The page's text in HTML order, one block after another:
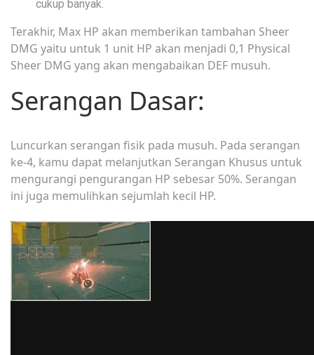
cukup banyak.
Terakhir, Max HP akan memberikan tambahan Sheer
DMG yaitu untuk 1 unit HP akan menjadi 0,1 Physical
Sheer DMG yang akan mengabaikan DEF musuh.
Serangan Dasar:
Luncurkan serangan fisik pada musuh. Pada serangan
ke-4, kamu dapat melanjutkan Serangan Khusus untuk
mengurangi pengurangan HP sebesar 50%. Serangan
ini juga memulihkan sejumlah kecil HP.
melalui GIPHY
Ketika ia memiliki 100 poin determinasi atau lebih, Billy
dapat melakukan Hold Basic ATK untuk melancarkan
serangkaian serangan dengan sepeda motornya yang